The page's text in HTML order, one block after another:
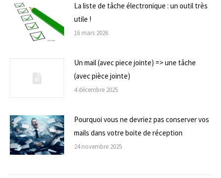
La liste de tâche électronique : un outil très
utile !
16 mars 2026
Un mail (avec piece jointe) => une tâche
(avec pièce jointe)
4 décembre 2025
Pourquoi vous ne devriez pas conserver vos
mails dans votre boite de réception
24 novembre 2025